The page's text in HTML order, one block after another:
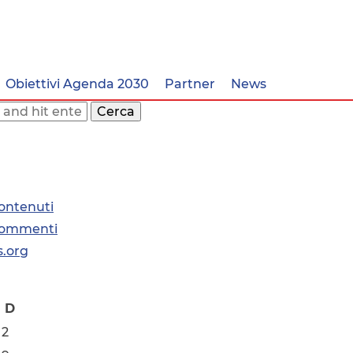
Obiettivi Agenda 2030 Partner News
Cerca
D
2